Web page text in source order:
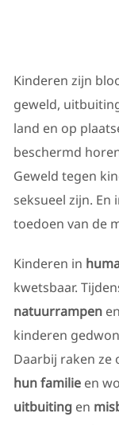
Kinderen zijn
geweld,
land en op
beschermd
Geweld tegen
seksueel zijn.
toedoen van de
Kinderen in
kwetsbaar.
natuurrampen
kinderen
Daarbij raken ze
hun familieen
uitbuiting en